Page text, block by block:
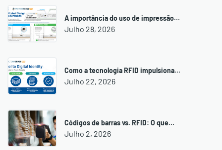
A importância do uso de impressão…
Julho 28, 2026
Como a tecnologia RFID impulsiona…
Julho 22, 2026
Códigos de barras vs. RFID: O que…
Julho 2, 2026